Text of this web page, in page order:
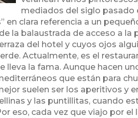
mediados del siglo pasado
en clara referencia a un
la balaustrada de acceso a la
del hotel y cuyos ojos
Actualmente, es el
lleva la fama. Aunque hacen
que están para
suelen ser los aperitivos y
y las puntillitas, cuando
eso, cada vez que viajo por